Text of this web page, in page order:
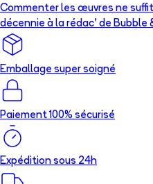
Commenter les œuvres ne suffit
décennie à la rédac’ de Bubble
Emballage super soigné
Paiement 100% sécurisé
Expédition sous 24h